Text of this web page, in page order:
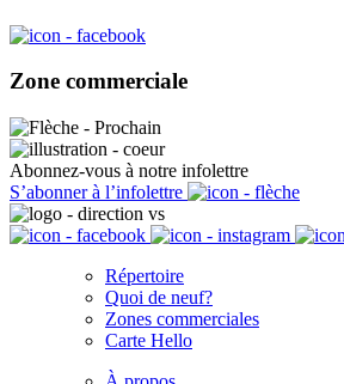
Zone commerciale
Abonnez-vous à notre infolettre
S’abonner à l’infolettre
Répertoire
Quoi de neuf?
Zones commerciales
Carte Hello